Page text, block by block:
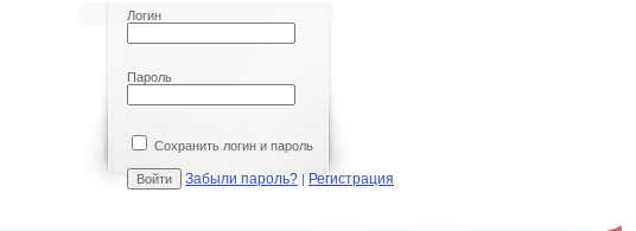
Логин
Пароль
Сохранить логин и пароль
Забыли пароль? | Регистрация